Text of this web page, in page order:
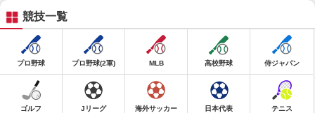
競技一覧
プロ野球 プロ野球(2軍) MLB 高校野球 侍ジャパン
ゴルフ Jリーグ 海外サッカー 日本代表 テニス